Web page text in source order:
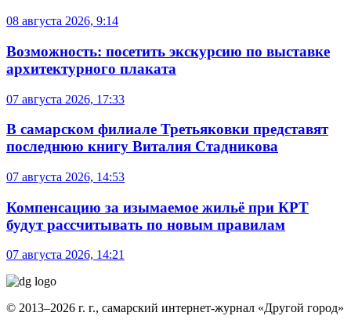
08 августа 2026, 9:14
Возможность: посетить экскурсию по выставке
архитектурного плаката
07 августа 2026, 17:33
В самарском филиале Третьяковки представят
последнюю книгу Виталия Стадникова
07 августа 2026, 14:53
Компенсацию за изымаемое жильё при КРТ
будут рассчитывать по новым правилам
07 августа 2026, 14:21
© 2013–2026 г. г., самарский интернет-журнал «Другой город»